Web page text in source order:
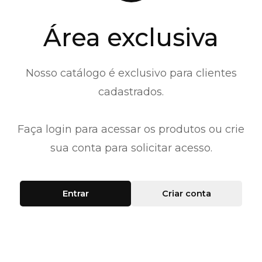
Área exclusiva
Nosso catálogo é exclusivo para clientes
cadastrados.
Faça login para acessar os produtos ou crie
sua conta para solicitar acesso.
Entrar Criar conta